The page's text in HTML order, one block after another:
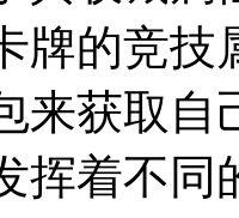
牌的竞技
来获取自
挥着不同